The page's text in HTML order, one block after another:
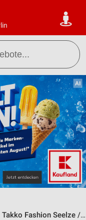
Takko Fashion Seelze / Hannoversche Straße 83 - Öffnungszeiten & Adresse